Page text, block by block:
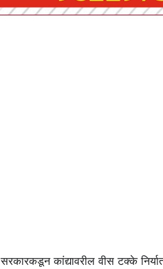
कांद्यावरील वीस टक्के